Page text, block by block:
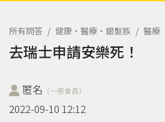
所有問答 / 健康‧醫療‧銀髮族 / 醫療
去瑞士申請安樂死！
匿名 （一般會員）
2022-09-10 12:12